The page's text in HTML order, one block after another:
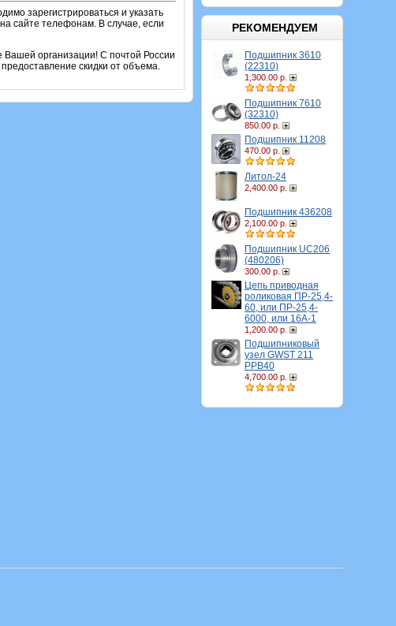
РЕКОМЕНДУЕМ
Подшипник 3610
(22310)
1,300.00 р.
Подшипник 7610
(32310)
850.00 р.
Подшипник 11208
470.00 р.
Литол-24
2,400.00 р.
Подшипник 436208
2,100.00 р.
Подшипник UC206
(480206)
300.00 р.
Цепь приводная
роликовая ПР-25,4-
60, или ПР-25,4-
6000, или 16A-1
1,200.00 р.
Подшипниковый
узел GWST 211
PPB40
4,700.00 р.
зарегистрироваться и указать
сайте телефонам. В случае, если
Вашей организации! С почтой России
скидки от объема.